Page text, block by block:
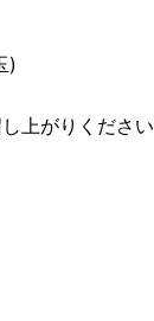
)
上がりください